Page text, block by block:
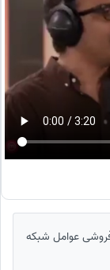
عوامل شبکه